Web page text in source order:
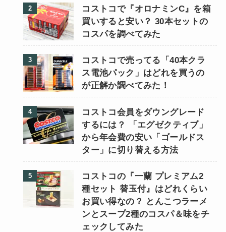
コストコで『オロナミンC』を箱
買いすると安い？ 30本セットの
コスパを調べてみた
コストコで売ってる「40本クラ
ス電池パック」はどれを買うの
が正解か調べてみた！
コストコ会員をダウングレード
するには？ 「エグゼクティブ」
から年会費の安い「ゴールドス
ター」に切り替える方法
コストコの『一蘭 プレミアム2
種セット 替玉付』はどれくらい
お買い得なの？ とんこつラーメ
ンとスープ2種のコスパ＆味をチ
ェックしてみた